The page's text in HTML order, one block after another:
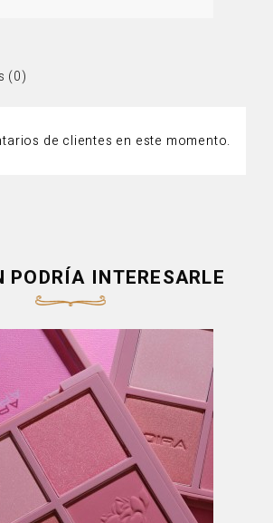
(0)
de clientes en este momento.
PODRÍA INTERESARLE